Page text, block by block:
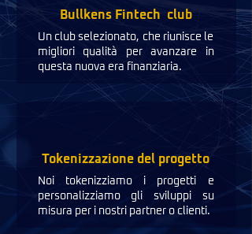
Bullkens Fintech club
Un club selezionato, che riunisce le
migliori qualità per avanzare in
questa nuova era finanziaria.
Tokenizzazione del progetto
Noi tokenizziamo i progetti e
personalizziamo gli sviluppi su
misura per i nostri partner o clienti.